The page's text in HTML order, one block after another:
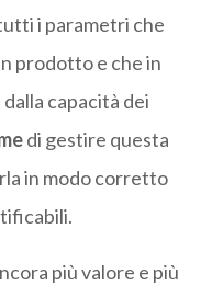
i parametri che
prodotto e che in
capacità dei
di gestire questa
in modo corretto
più valore e più